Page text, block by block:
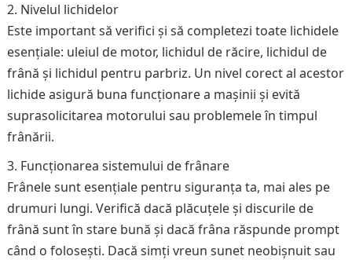
Nivelul lichidelor
Este important să verifici și să completezi toate lichidele
esențiale: uleiul de motor, lichidul de răcire, lichidul de
frână și lichidul pentru parbriz. Un nivel corect al acestor
lichide asigură buna funcționare a mașinii și evită
suprasolicitarea motorului sau problemele în timpul
frânării.
Funcționarea sistemului de frânare
Frânele sunt esențiale pentru siguranța ta, mai ales pe
drumuri lungi. Verifică dacă plăcuțele și discurile de
frână sunt în stare bună și dacă frâna răspunde prompt
când o folosești. Dacă simți vreun sunet neobișnuit sau